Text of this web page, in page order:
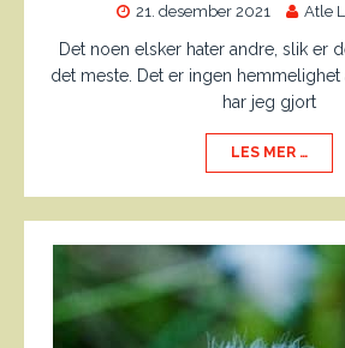
21. desember 2021 Atle
Det noen elsker hater andre, slik er
det meste. Det er ingen hemmelighet
har jeg gjort
LES MER …